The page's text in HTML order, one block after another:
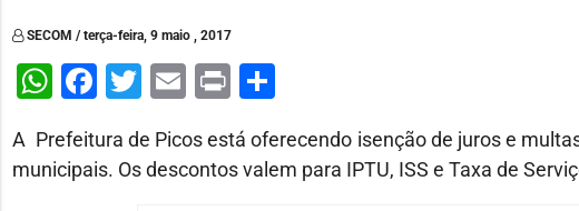
SECOM / terça-feira, 9 maio , 2017
WhatsApp
Facebook
Twitter
Email
Print
A Prefeitura de Picos está oferecendo isenção de juros e
municipais. Os descontos valem para IPTU, ISS e Taxa de